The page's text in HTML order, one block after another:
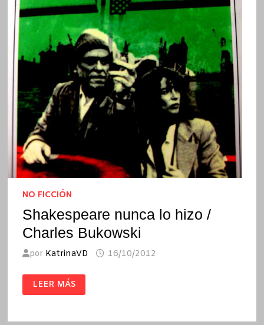
NO FICCIÓN
Shakespeare nunca lo hizo /
Charles Bukowski
por KatrinaVD 16/10/2012
SHAKESPEARE
NUNCA
LO
CHARLES
LEER MÁS